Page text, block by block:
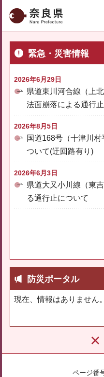
奈良県
緊急・災害情報
2026年6月29日
県道東川河合線（上
法面崩落による通行
2026年8月5日
国道168号（十津川
ついて(迂回路有り)
2026年6月3日
県道大又小川線（東
る通行止について
防災ポータル
現在、情報はありません。
ページ番